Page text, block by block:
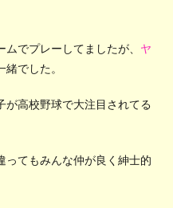
でプレーしてましたが、 ヤ
でした。
が高校野球で大注目されてる
ってもみんな仲が良く紳士的